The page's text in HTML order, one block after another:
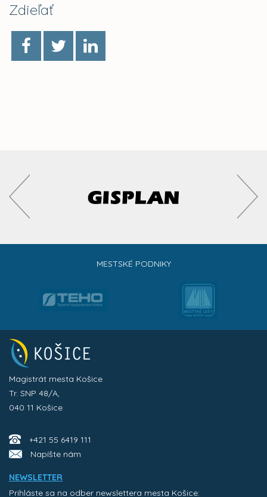
Zdieľať
MESTSKÉ PODNIKY
Magistrát mesta Košice
Tr. SNP 48/A,
040 11 Košice
+421 55 6419 111
Napíšte nám
NEWSLETTER
Prihláste sa na odber newslettera mesta Košice: